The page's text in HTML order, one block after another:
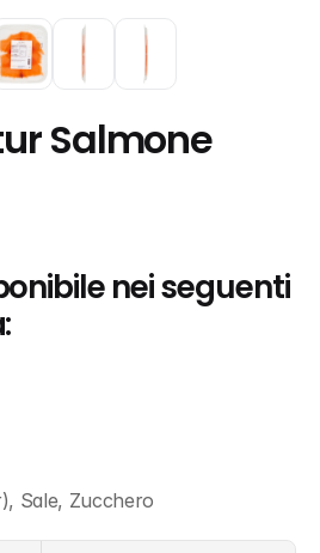
Salmone
nei seguenti
Sale, Zucchero